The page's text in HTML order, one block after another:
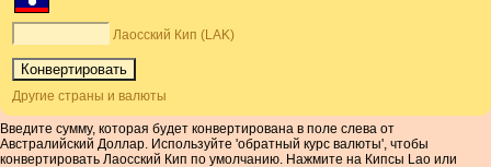
Лаосский Кип (LAK)
Другие страны и валюты
Введите сумму, которая будет конвертирована в поле слева от
Австралийский Доллар. Используйте 'обратный курс валюты', чтобы
конвертировать Лаосский Кип по умолчанию. Нажмите на Кипсы Lao или